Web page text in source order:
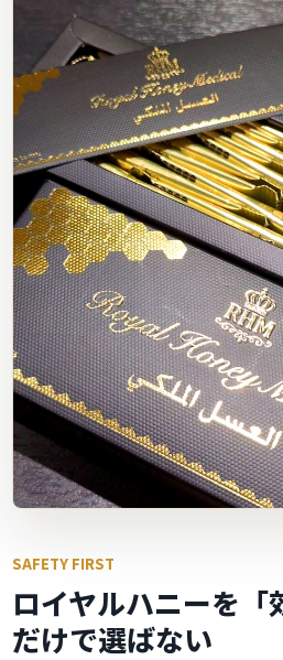
SAFETY FIRST
ロイヤルハニーを「
だけで選ばない